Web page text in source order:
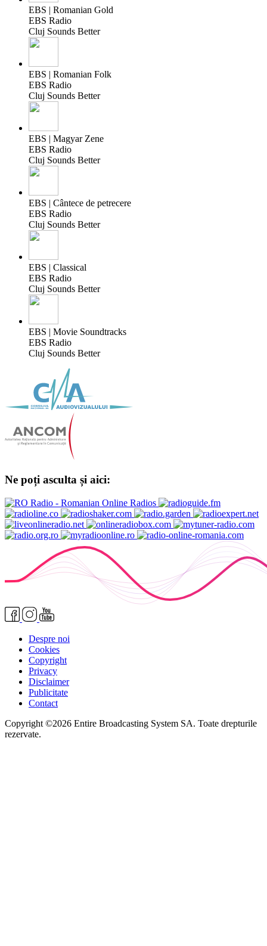
EBS | Romanian Gold
EBS Radio
Cluj Sounds Better
EBS | Romanian Folk
EBS Radio
Cluj Sounds Better
EBS | Magyar Zene
EBS Radio
Cluj Sounds Better
EBS | Cântece de petrecere
EBS Radio
Cluj Sounds Better
EBS | Classical
EBS Radio
Cluj Sounds Better
EBS | Movie Soundtracks
EBS Radio
Cluj Sounds Better
Ne poți asculta și aici:
Despre noi
Cookies
Copyright
Privacy
Disclaimer
Publicitate
Contact
Copyright ©2026 Entire Broadcasting System SA. Toate drepturile
rezervate.